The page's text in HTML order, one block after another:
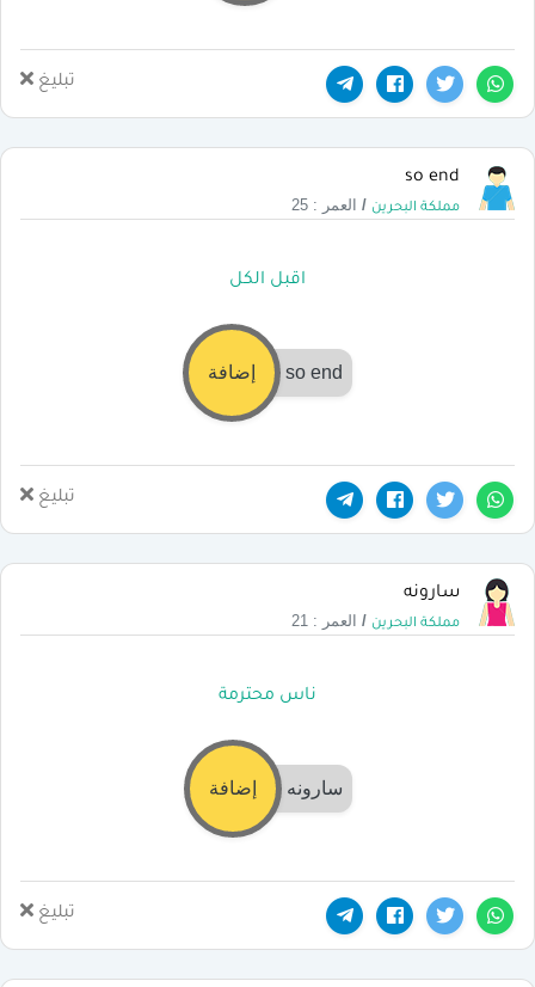
تبليغ
so end
مملكة البحرين / العمر : 25
اقبل الكل
so end إضافة
تبليغ
سارونه
مملكة البحرين / العمر : 21
ناس محترمة
سارونه إضافة
تبليغ